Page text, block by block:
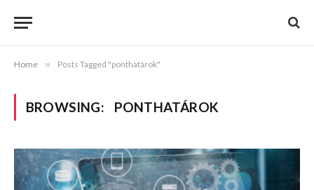
Home » Posts Tagged "ponthatárok"
BROWSING: PONTHATÁROK